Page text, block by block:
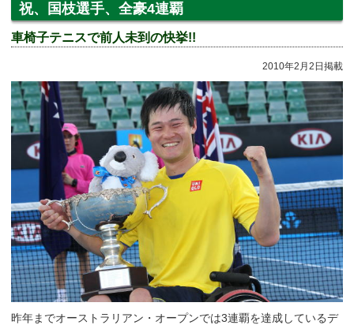
祝、国枝選手、全豪4連覇
車椅子テニスで前人未到の快挙!!
2010年2月2日掲載
昨年までオーストラリアン・オープンでは3連覇を達成しているデ